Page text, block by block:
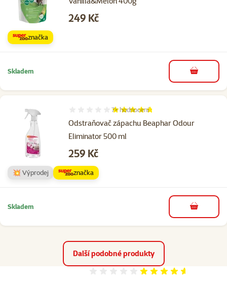
Cena
249 Kč
značka
Skladem do košíku
Odstraňovač zápachu Beaphar Odour
Eliminator 500 ml
Hodnocení 94%, počet hodnocení: 7
7×hodnocení
Cena
259 Kč
💥 Výprodej značka
Skladem do košíku
Další podobné produkty
Hodnocení 92%